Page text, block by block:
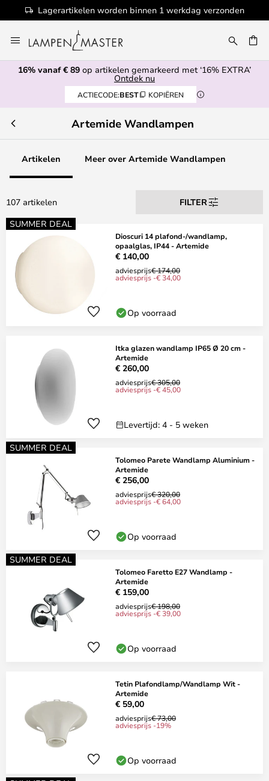
verzonden 100+ designermerken
naar
de
inhoud
16% vanaf € 89 op artikelen gemarkeerd met ‘16% EXTRA’
Ontdek nu
ACTIECODE:BEST KOPIËREN
Artemide Wandlampen
Artikelen Meer over Artemide Wandlampen
107 artikelen
FILTER
SUMMER DEAL
Dioscuri 14 plafond-/wandlamp,
opaalglas, IP44 - Artemide
€ 140,00
adviesprijs€ 174,00
adviesprijs -€ 34,00
Op voorraad
Itka glazen wandlamp IP65 Ø 20 cm -
Artemide
€ 260,00
adviesprijs€ 305,00
adviesprijs -€ 45,00
Levertijd: 4 - 5 weken
SUMMER DEAL
Tolomeo Parete Wandlamp Aluminium -
Artemide
€ 256,00
adviesprijs€ 320,00
adviesprijs -€ 64,00
Op voorraad
SUMMER DEAL
Tolomeo Faretto E27 Wandlamp -
Artemide
€ 159,00
adviesprijs€ 198,00
adviesprijs -€ 39,00
Op voorraad
Tetin Plafondlamp/Wandlamp Wit -
Artemide
€ 59,00
adviesprijs€ 73,00
adviesprijs -19%
Op voorraad